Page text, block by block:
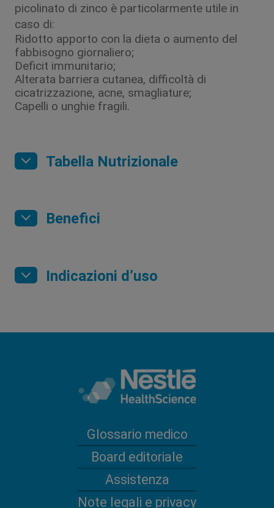
picolinato di zinco è particolarmente utile in
caso di:
Ridotto apporto con la dieta o aumento del
fabbisogno giornaliero;
Deficit immunitario;
Alterata barriera cutanea, difficoltà di
cicatrizzazione, acne, smagliature;
Capelli o unghie fragili.
Tabella Nutrizionale
Benefici
Indicazioni d’uso
Glossario medico
Board editoriale
Assistenza
Note legali e privacy